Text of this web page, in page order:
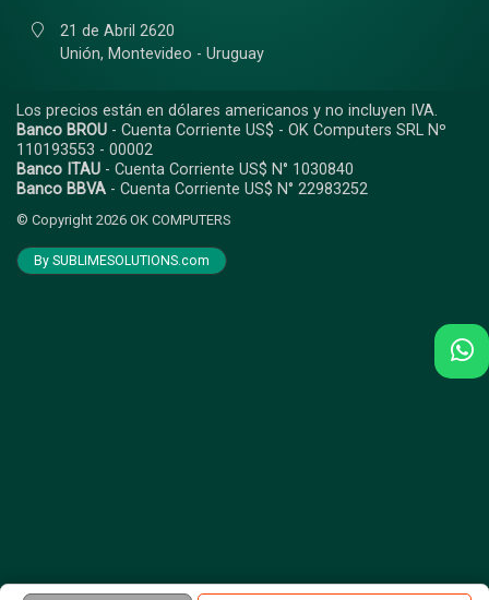
21 de Abril 2620
Unión, Montevideo - Uruguay
Los precios están en dólares americanos y no incluyen IVA.
Banco BROU - Cuenta Corriente US$ - OK Computers SRL Nº
110193553 - 00002
Banco ITAU - Cuenta Corriente US$ N° 1030840
Banco BBVA - Cuenta Corriente US$ N° 22983252
© Copyright 2026 OK COMPUTERS
By SUBLIMESOLUTIONS.com